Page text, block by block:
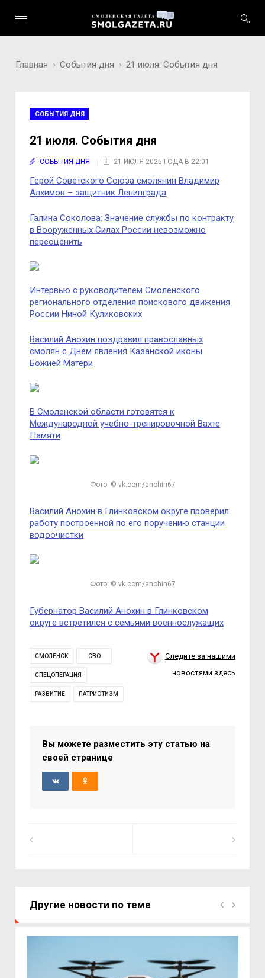
Главная События дня 21 июля. События дня
СОБЫТИЯ ДНЯ
21 июля. События дня
СОБЫТИЯ ДНЯ 21 ИЮЛЯ 2025 ГОДА В 22:01
Герой Советского Союза смолянин Владимир
Алхимов – защитник Ленинграда
Галина Соколова: Значение службы по контракту
в Вооруженных Силах России невозможно
переоценить
Интервью с руководителем Смоленского
регионального отделения поискового движения
России Ниной Куликовских
Василий Анохин поздравил православных
смолян с Днём явления Казанской иконы
Божией Матери
В Смоленской области готовятся к
Международной учебно-тренировочной Вахте
Памяти
Фото: © vk.com/anohin67
Василий Анохин в Глинковском округе проверил
работу построенной по его поручению станции
водоочистки
Фото: © vk.com/anohin67
Губернатор Василий Анохин в Глинковском
округе встретился с семьями военнослужащих
СМОЛЕНСК СВО
СПЕЦОПЕРАЦИЯ
РАЗВИТИЕ ПАТРИОТИЗМ
Следите за нашими
новостями здесь
Вы можете разместить эту статью на
своей странице
Другие новости по теме